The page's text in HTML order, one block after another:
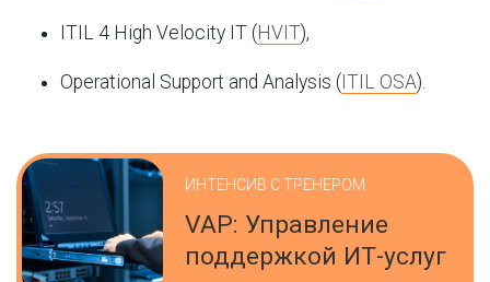
ITIL 4 High Velocity IT ( HVIT),
Operational Support and Analysis ( ITIL OSA).
ИНТЕНСИВ С ТРЕНЕРОМ
VAP: Управление
поддержкой ИТ-услуг